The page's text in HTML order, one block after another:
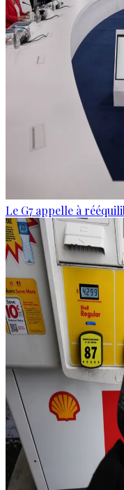
Le G7 appelle à